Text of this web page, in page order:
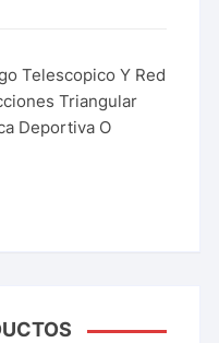
Telescopico Y Red
Triangular
Deportiva O